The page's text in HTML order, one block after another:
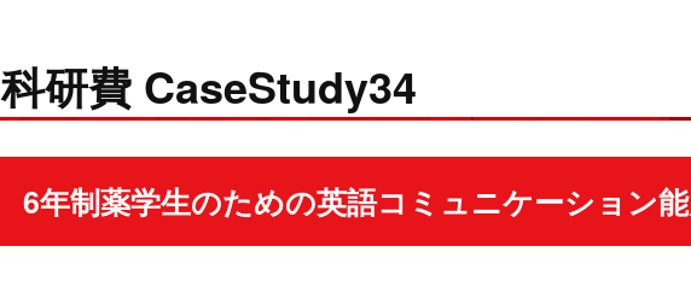
科研費 CaseStudy34
6年制薬学生のための英語コミュニケーション